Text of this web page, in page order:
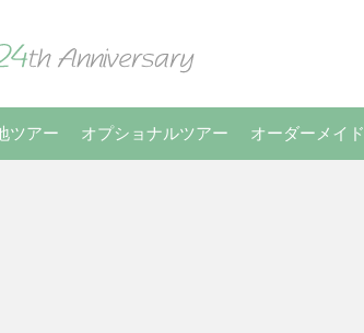
ツアー オプショナルツアー オーダーメイド